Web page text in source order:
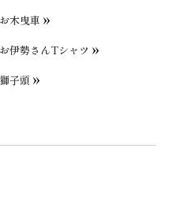
お木曳車
お伊勢さんTシャツ
獅子頭